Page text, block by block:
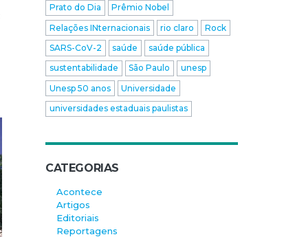
Prato do Dia
Prêmio Nobel
Relações INternacionais
rio claro
Rock
SARS-CoV-2
saúde
saúde pública
sustentabilidade
São Paulo
unesp
Unesp 50 anos
Universidade
universidades estaduais paulistas
CATEGORIAS
Acontece
Artigos
Editoriais
Reportagens